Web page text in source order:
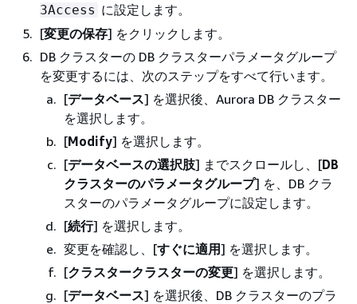
3Access に設定します。
[変更の保存] をクリックします。
DB クラスターの DB クラスターパラメータグループ
を変更するには、次のステップをすべて行います。
[データベース] を選択後、Aurora DB クラスター
を選択します。
[Modify] を選択します。
[データベースの選択肢] までスクロールし、[DB
クラスターのパラメータグループ] を、DB クラ
スターのパラメータグループに設定します。
[続行] を選択します。
変更を確認し、[すぐに適用] を選択します。
[クラスタークラスターの変更] を選択します。
[データベース] を選択後、DB クラスターのプラ